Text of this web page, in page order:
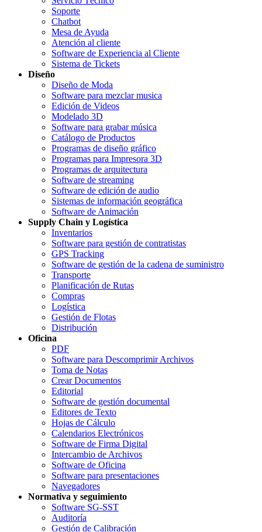
Soporte
Chatbot
Mesa de Ayuda
Atención al cliente
Software de Experiencia al Cliente
Sistema de Tickets
Diseño
Diseño de Moda
Software para mezclar musica
Edición de Videos
Modelado 3D
Software para grabar música
Catálogo de Productos
Programas de diseño gráfico
Programas para Impresora 3D
Programas de arquitectura
Software de streaming
Software de edición de audio
Sistemas de información geográfica
Software de Animación
Supply Chain y Logística
Inventarios
Software para gestión de contratistas
GPS Tracking
Software de gestión de la cadena de suministro
Transporte
Planificación de Rutas
Compras
Logística
Gestión de Flotas
Distribución
Oficina
PDF
Software para Descomprimir Archivos
Toma de Notas
Crear Documentos
Editorial
Software de gestión documental
Editores de Texto
Hojas de Cálculo
Calendarios Electrónicos
Software de Firma Digital
Intercambio de Archivos
Software de Oficina
Software para presentaciones
Navegadores
Normativa y seguimiento
Software SG-SST
Auditoría
Gestión de Calibración